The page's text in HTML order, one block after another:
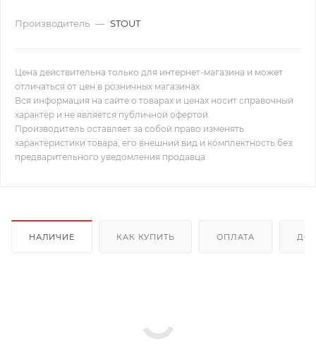
Производитель — STOUT
Цена действительна только для интернет-магазина и может
отличаться от цен в розничных магазинах
Вся информация на сайте о товарах и ценах носит справочный
характер и не является публичной офертой.
Производитель оставляет за собой право изменять
характеристики товара, его внешний вид и комплектность без
предварительного уведомления продавца
НАЛИЧИЕ КАК КУПИТЬ ОПЛАТА